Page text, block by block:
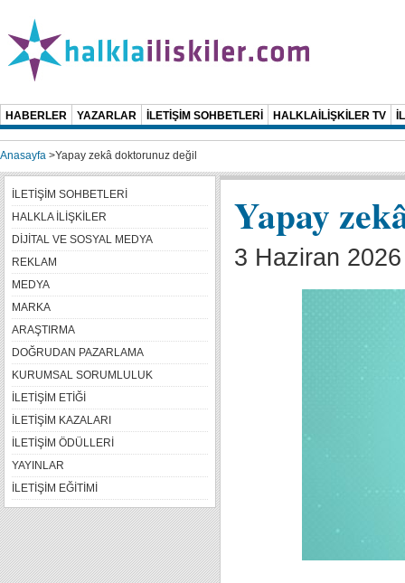
HABERLER YAZARLAR İLETİŞİM SOHBETLERİ HALKLAİLİŞKİLER TV
Anasayfa >Yapay zekâ doktorunuz değil
Yapay
3 Haziran
İLETİŞİM SOHBETLERİ
HALKLA İLİŞKİLER
DİJİTAL VE SOSYAL MEDYA
REKLAM
MEDYA
MARKA
ARAŞTIRMA
DOĞRUDAN PAZARLAMA
KURUMSAL SORUMLULUK
İLETİŞİM ETİĞİ
İLETİŞİM KAZALARI
İLETİŞİM ÖDÜLLERİ
YAYINLAR
İLETİŞİM EĞİTİMİ